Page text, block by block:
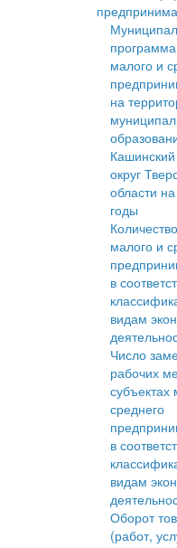
малого и
на
Кашинский
округ
области
годы
малого и
в
видам
Число
рабочих
субъектах
среднего
в
видам
Оборот
(работ,